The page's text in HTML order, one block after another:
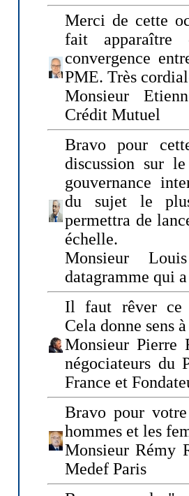
Merci de cette
fait apparaître
convergence
PME. Très
Monsieur
Crédit Mutuel
Bravo pour
discussion sur
gouvernance
du sujet le
permettra de
échelle.
Monsieur
datagramme qui
Il faut rêver ce
Cela donne sens
Monsieur Pierre
négociateurs du
France et
Bravo pour
hommes et les
Monsieur Rémy
Medef Paris